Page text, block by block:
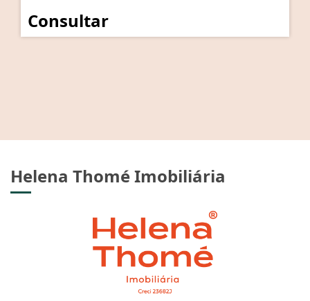
Consultar
Helena Thomé Imobiliária